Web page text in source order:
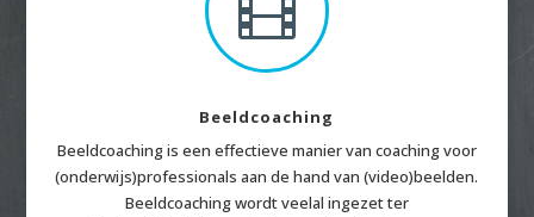
Beeldcoaching
Beeldcoaching is een effectieve manier van coaching voor
(onderwijs)professionals aan de hand van (video)beelden.
Beeldcoaching wordt veelal ingezet ter